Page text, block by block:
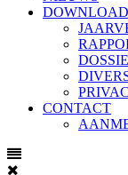
CONTACT